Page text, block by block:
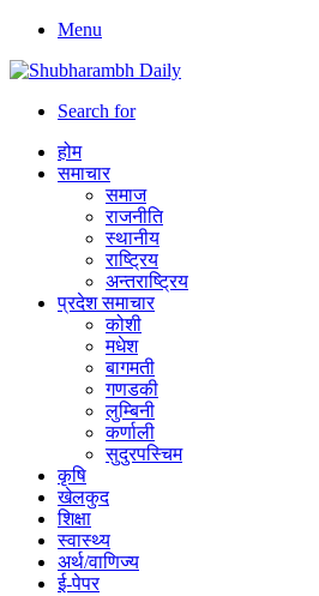
Menu
Search for
होम
समाचार
समाज
राजनीति
स्थानीय
राष्ट्रिय
अन्तराष्ट्रिय
प्रदेश समाचार
कोशी
मधेश
बागमती
गणडकी
लुम्बिनी
कर्णाली
सुदुरपस्चिम
कृषि
खेलकुद
शिक्षा
स्वास्थ्य
अर्थ/वाणिज्य
ई-पेपर